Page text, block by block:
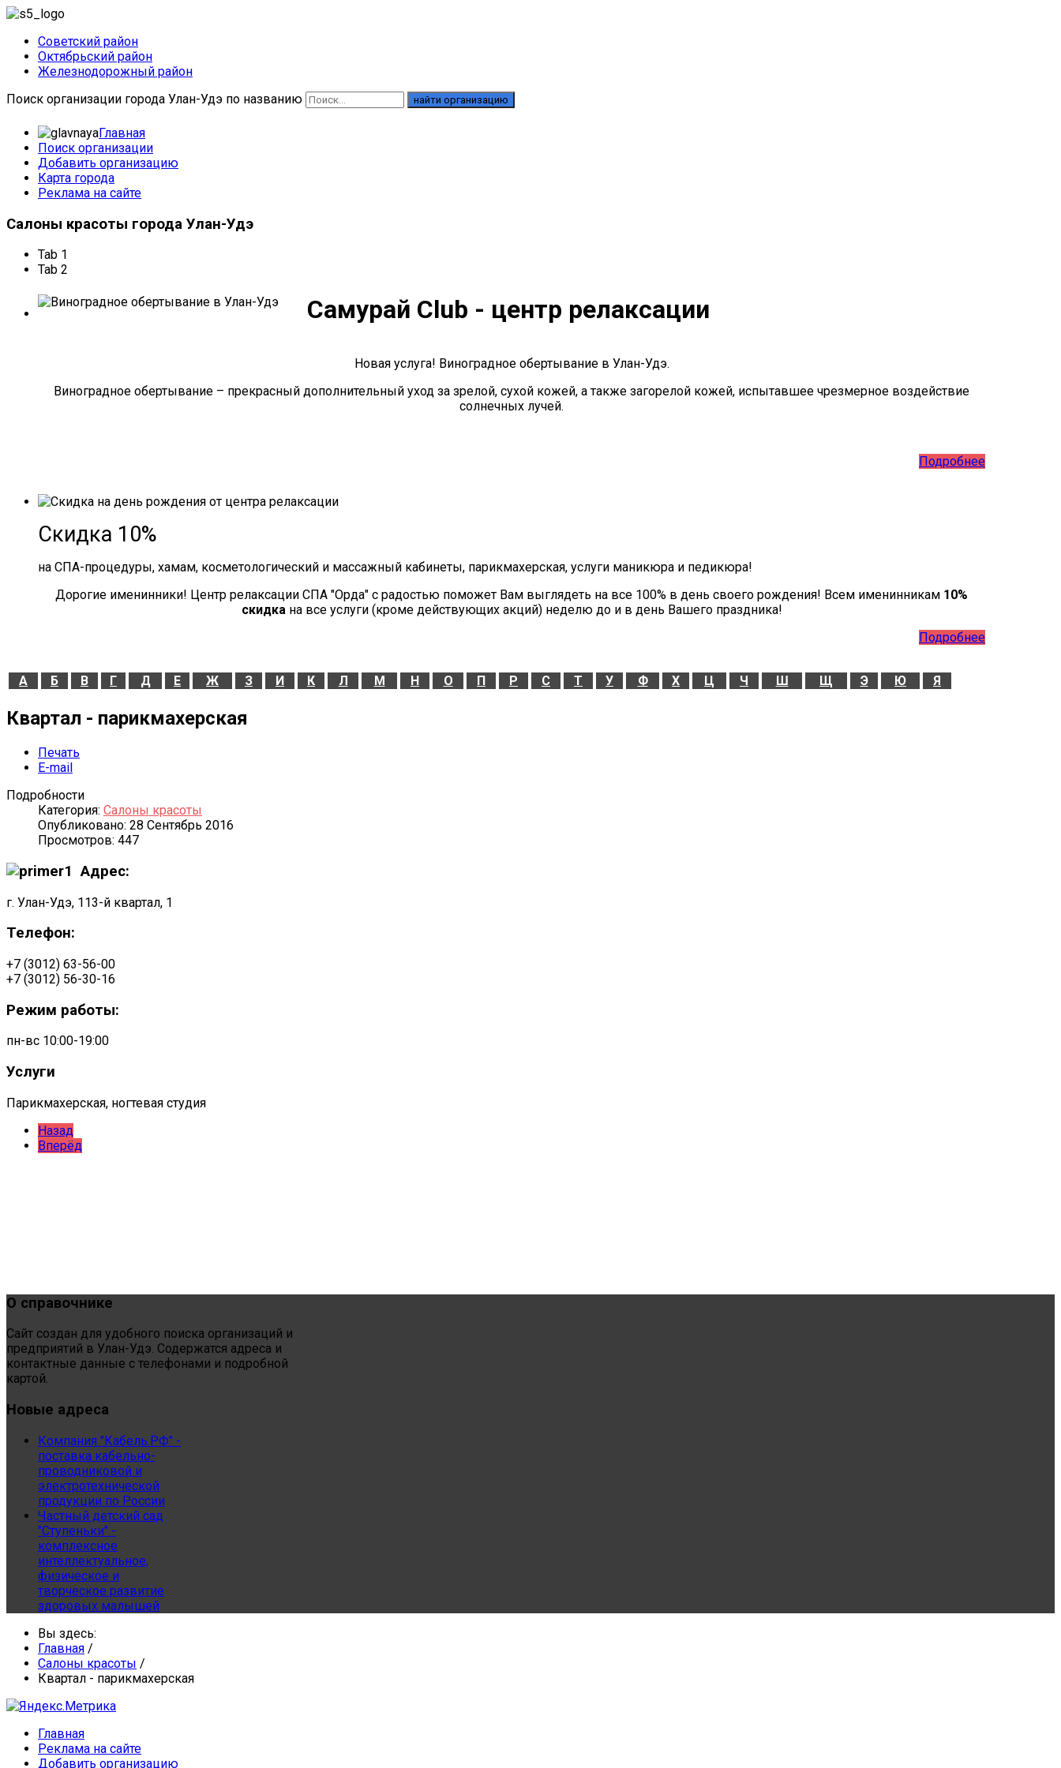
Советский район
Октябрьский район
Железнодорожный район
Поиск организации города Улан-Удэ по названию
найти организацию
Главная
Поиск организации
Добавить организацию
Карта города
Реклама на сайте
Салоны красоты города Улан-Удэ
Tab 1
Tab 2
Самурай Club - центр релаксации
Новая услуга! Виноградное обертывание в Улан-Удэ.
Виноградное обертывание – прекрасный дополнительный уход за зрелой, сухой кожей, а также загорелой кожей, испытавшее чрезмерное воздействие
солнечных лучей.
Подробнее
Скидка 10%
на СПА-процедуры, хамам, косметологический и массажный кабинеты, парикмахерская, услуги маникюра и педикюра!
Дорогие именинники! Центр релаксации СПА "Орда" с радостью поможет Вам выглядеть на все 100% в день своего рождения! Всем именинникам 10%
скидкана все услуги (кроме действующих акций) неделю до и в день Вашего праздника!
Подробнее
А Б В Г Д Е Ж З И К Л М Н О П Р С Т У Ф Х Ц Ч Ш Щ Э Ю Я
Квартал - парикмахерская
Печать
E-mail
Подробности
Категория: Салоны красоты
Опубликовано: 28 Сентябрь 2016
Просмотров: 447
Адрес:
г. Улан-Удэ, 113-й квартал, 1
Телефон:
+7 (3012) 63-56-00
+7 (3012) 56-30-16
Режим работы:
пн-вс 10:00-19:00
Услуги
Парикмахерская, ногтевая студия
Назад
Вперёд
О справочнике
Сайт создан для удобного поиска организаций и
предприятий в Улан-Удэ. Содержатся адреса и
контактные данные с телефонами и подробной
картой.
Новые адреса
Компания "Кабель.РФ" -
поставка кабельно-
проводниковой и
электротехнической
продукции по России
Частный детский сад
"Ступеньки" -
комплексное
интеллектуальное,
физическое и
творческое развитие
здоровых малышей
Вы здесь:
Главная /
Салоны красоты /
Квартал - парикмахерская
Главная
Реклама на сайте
Добавить организацию